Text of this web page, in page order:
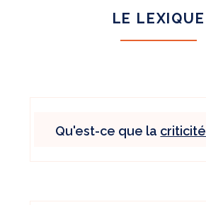
LE LEXIQUE
Qu'est-ce que la criticité